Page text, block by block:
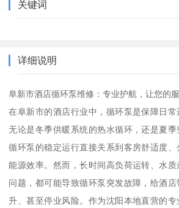
关键词
详细说明
阜新市酒店循环泵维修：专业护航，让您的
在阜新市的酒店行业中，循环泵是保障日常
无论是冬季供暖系统的热水循环，还是夏季
循环泵的稳定运行直接关系到客房舒适度
能源效率。然而，长时间高负荷运转、水
问题，都可能导致循环泵突发故障，给酒
升、甚至停业风险。作为沈阳本地直营的